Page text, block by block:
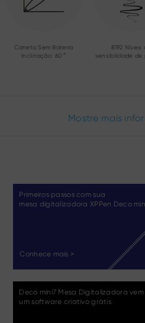
Caneta Sem Bateria
Inclinação: 60 °
8192 Níveis
sensibilidade de
Mostre mais
Primeiros passos com sua
mesa digitalizadora XPPen Deco
Conhece mais >
Deco mini7 Mesa Digitalizadora
um software criativo grátis